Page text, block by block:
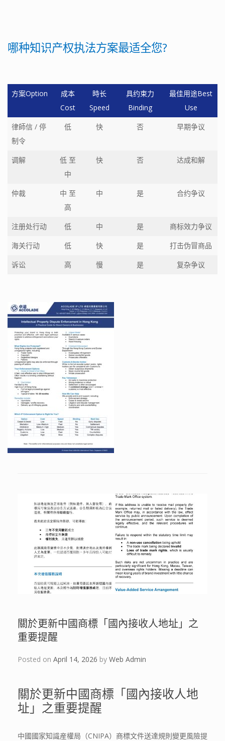
哪种知识产权执法方案最适全您?
方案Option
成本
Cost
時长
Speed
具约束力
Binding
最佳用途Best
Use
律師信 / 停
制令
低 快 否 早期争议
调解
低 至
中
快 否 达成和解
仲裁
中 至
高
中 是 合约争议
注册处行动 低 中 是
商标效力争议
海关行动
低 快 是
打击伪冒商品
诉讼
高 慢 是 复杂争议
關於更新中國商標「國內接收人地址」之
重要提醒
Posted on April 14, 2026 by Web Admin
關於更新中國商標「國內接收人地
址」之重要提醒
中國國家知識産權局（CNIPA）商標文件送達規則變更風險提